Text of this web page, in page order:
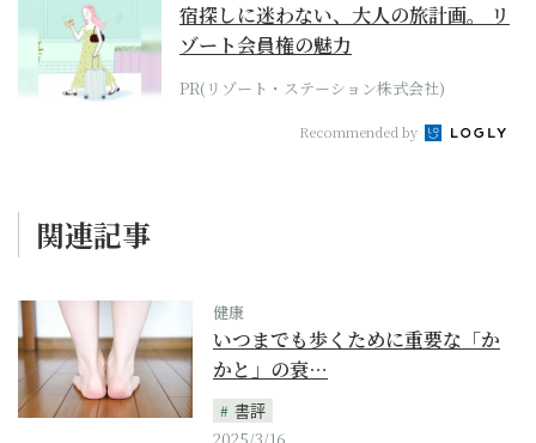
宿探しに迷わない、大人の旅計画。 リ
ゾート会員権の魅力
PR(リゾート・ステーション株式会社)
Recommended by
関連記事
健康
いつまでも歩くために重要な「か
かと」の衰…
書評